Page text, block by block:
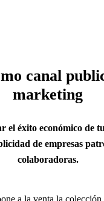
canal
marketing
el éxito económico de
de empresas
colaboradoras.